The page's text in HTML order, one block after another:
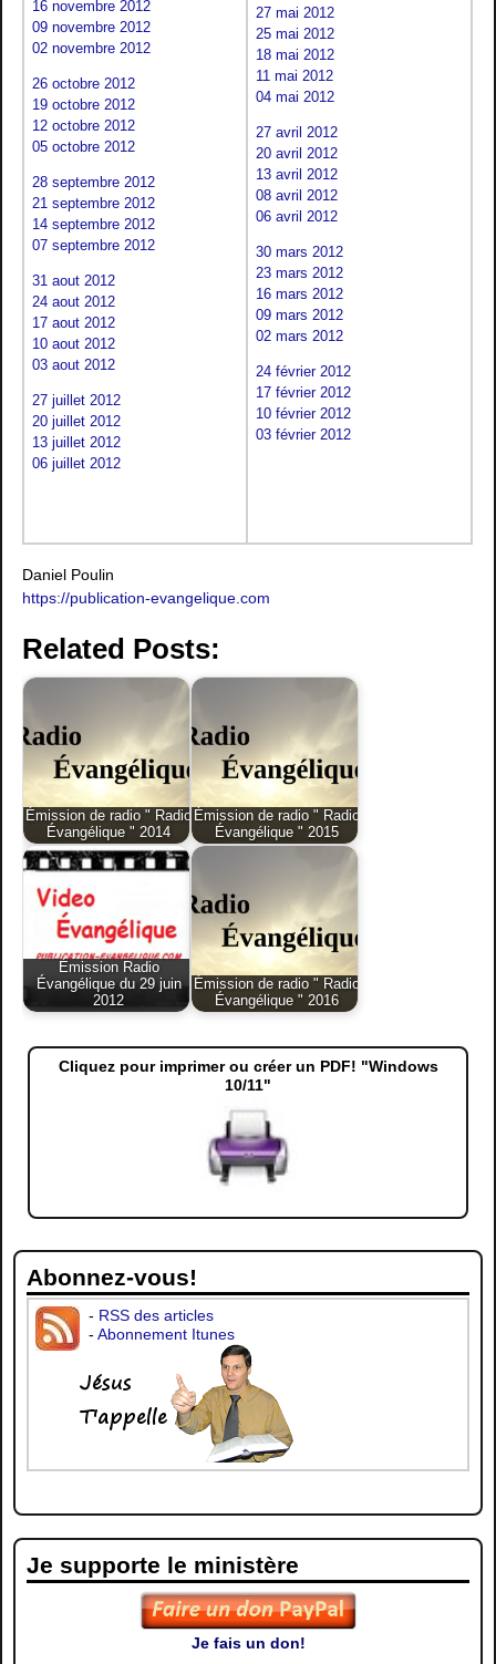
16 novembre 2012
09 novembre 2012
02 novembre 2012
26 octobre 2012
19 octobre 2012
12 octobre 2012
05 octobre 2012
28 septembre 2012
21 septembre 2012
14 septembre 2012
07 septembre 2012
31 aout 2012
24 aout 2012
17 aout 2012
10 aout 2012
03 aout 2012
27 juillet 2012
20 juillet 2012
13 juillet 2012
06 juillet 2012
27 mai 2012
25 mai 2012
18 mai 2012
11 mai 2012
04 mai 2012
27 avril 2012
20 avril 2012
13 avril 2012
08 avril 2012
06 avril 2012
30 mars 2012
23 mars 2012
16 mars 2012
09 mars 2012
02 mars 2012
24 février 2012
17 février 2012
10 février 2012
03 février 2012
Daniel Poulin
https://publication-evangelique.com
Related Posts:
Émission de radio " Radio
Évangélique " 2014
Émission de radio " Radio
Évangélique " 2015
Émission Radio
Évangélique du 29 juin
2012
Émission de radio " Radio
Évangélique " 2016
Cliquez pour imprimer ou créer un PDF! "Windows
10/11"
Abonnez-vous!
- RSS des articles
-Abonnement Itunes
Je supporte le ministère
Je fais un don!